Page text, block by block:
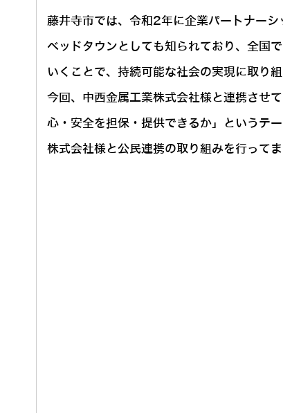
藤井寺市では、令和2年に企業パートナー
ベッドタウンとしても知られており、全国
いくことで、持続可能な社会の実現に取り
今回、中西金属工業株式会社様と連携させ
心・安全を担保・提供できるか」というテ
株式会社様と公民連携の取り組みを行って